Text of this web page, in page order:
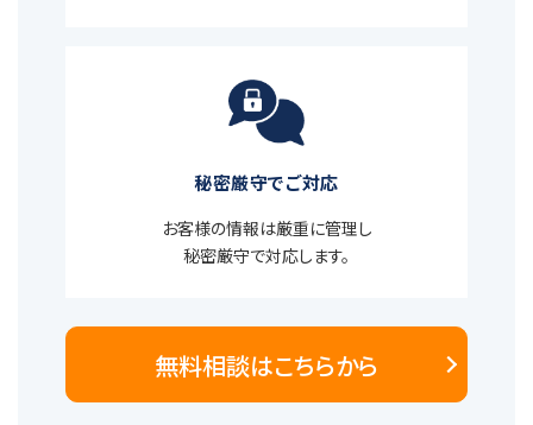
秘密厳守でご対応
お客様の情報は厳重に管理し
秘密厳守で対応します。
無料相談はこちらから